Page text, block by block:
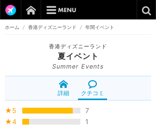
ホーム / 香港ディズニーランド / 年間イベント
香港ディズニーランド
夏イベント
Summer Events
詳細 クチコミ
★5
7
★4
1